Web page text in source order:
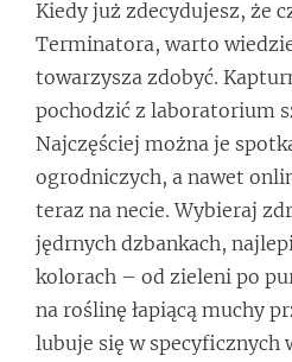
Kiedy już zdecydujesz, że
Terminatora, warto
towarzysza zdobyć.
pochodzić z laboratorium
Najczęściej można je
ogrodniczych, a nawet
teraz na necie. Wybieraj
jędrnych dzbankach,
kolorach – od zieleni po
na roślinę łapiącą muchy
lubuje się w specyficznych